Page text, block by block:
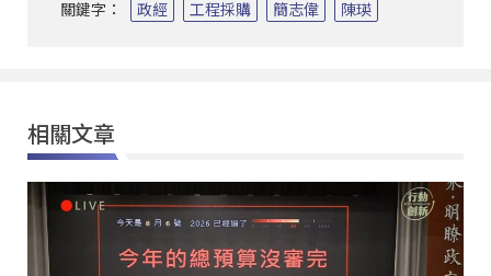
關鍵字： 政經 工程採購 簡志偉 陳瑛
相關文章